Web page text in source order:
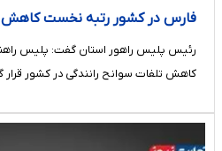
فارس در کشور رتبه نخست کاهش
رئیس پلیس راهور استان گفت: پلیس
کاهش تلفات سوانح رانندگی در کشور قرار